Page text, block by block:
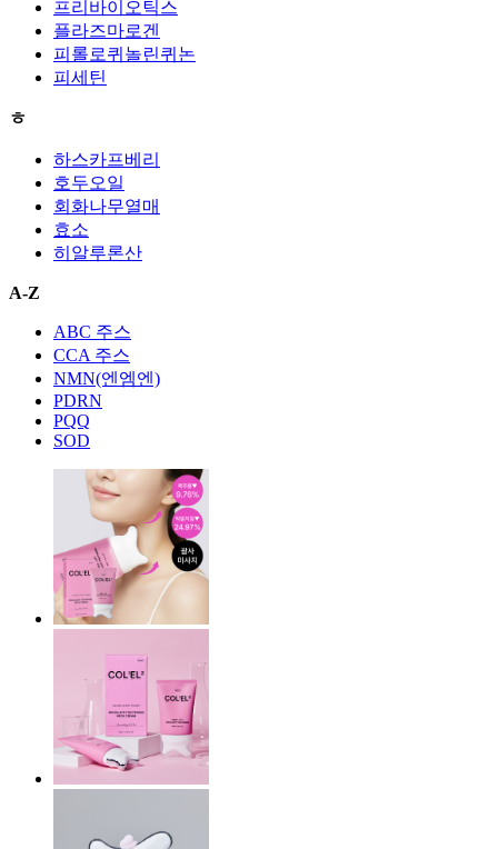
프리바이오틱스
플라즈마로겐
피롤로퀴놀린퀴논
피세틴
ㅎ
하스카프베리
호두오일
회화나무열매
효소
히알루론산
A-Z
ABC 주스
CCA 주스
NMN(엔엠엔)
PDRN
PQQ
SOD